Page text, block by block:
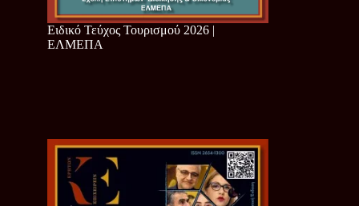
Ειδικό Τεύχος Τουρισμού 2026 |
ΕΛΜΕΠΑ